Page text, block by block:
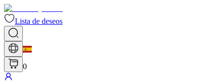
Lista de deseos
0